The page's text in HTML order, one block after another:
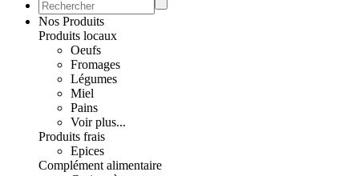
Nos Produits
Produits locaux
Oeufs
Fromages
Légumes
Miel
Pains
Voir plus...
Produits frais
Epices
Complément alimentaire